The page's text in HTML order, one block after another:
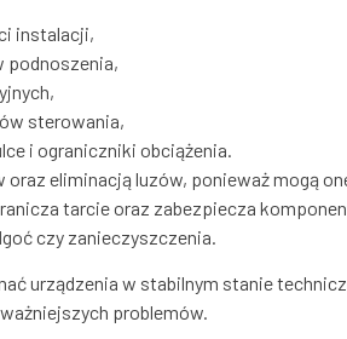
instalacji,
podnoszenia,
sterowania,
i ograniczniki obciążenia.
eliminacją luzów, ponieważ mogą
tarcie oraz zabezpiecza
czy zanieczyszczenia.
urządzenia w stabilnym stanie
problemów.